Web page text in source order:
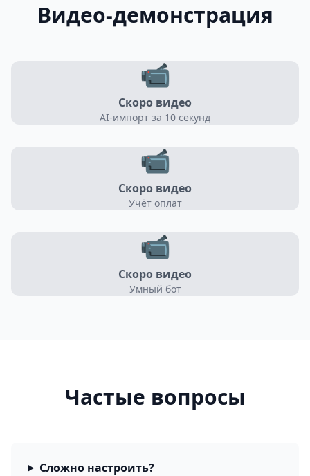
Видео-демонстрация
📹
Скоро видео
AI-импорт за 10 секунд
📹
Скоро видео
Учёт оплат
📹
Скоро видео
Умный бот
Частые вопросы
Сложно настроить?